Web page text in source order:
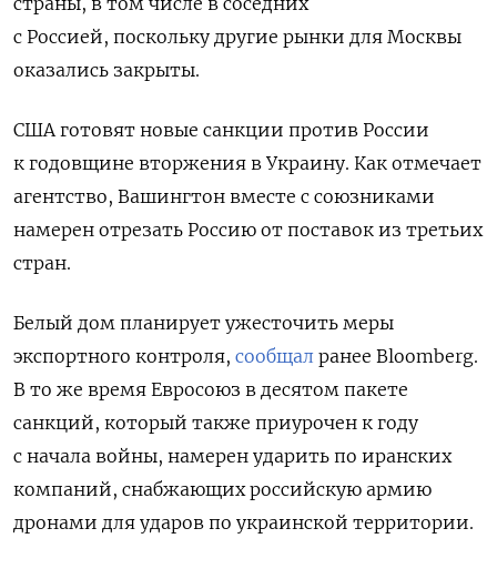
с Россией, поскольку другие рынки для Москвы
оказались закрыты.
США готовят новые санкции против России
к годовщине вторжения в Украину. Как отмечает
агентство, Вашингтон вместе с союзниками
намерен отрезать Россию от поставок из третьих
стран.
Белый дом планирует ужесточить меры
экспортного контроля, сообщал ранее Bloomberg.
В то же время Евросоюз в десятом пакете
санкций, который также приурочен к году
с начала войны, намерен ударить по иранских
компаний, снабжающих российскую армию
дронами для ударов по украинской территории.